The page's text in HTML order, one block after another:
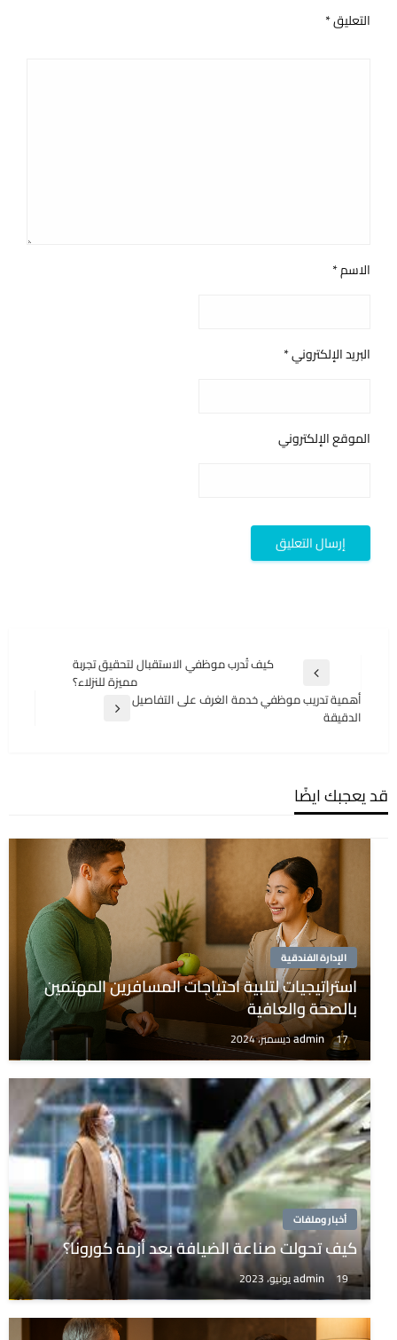
التعليق*
الاسم*
البريد الإلكتروني*
الموقع الإلكتروني
المقالات
المقالة
السابقة
كيف تُدرب موظفي الاستقبال لتحقيق تجربة
مميزة للنزلاء؟
المقالة
أهمية تدريب موظفي خدمة الغرف على التفاصيل
الدقيقة
قد يعجبك ايضًا
الإدارة الفندقية
استراتيجيات لتلبية احتياجات المسافرين المهتمين
بالصحة والعافية
admin 17 ديسمبر، 2024
أخبار وملفات
كيف تحولت صناعة الضيافة بعد أزمة كورونا؟
admin 19 يونيو، 2023